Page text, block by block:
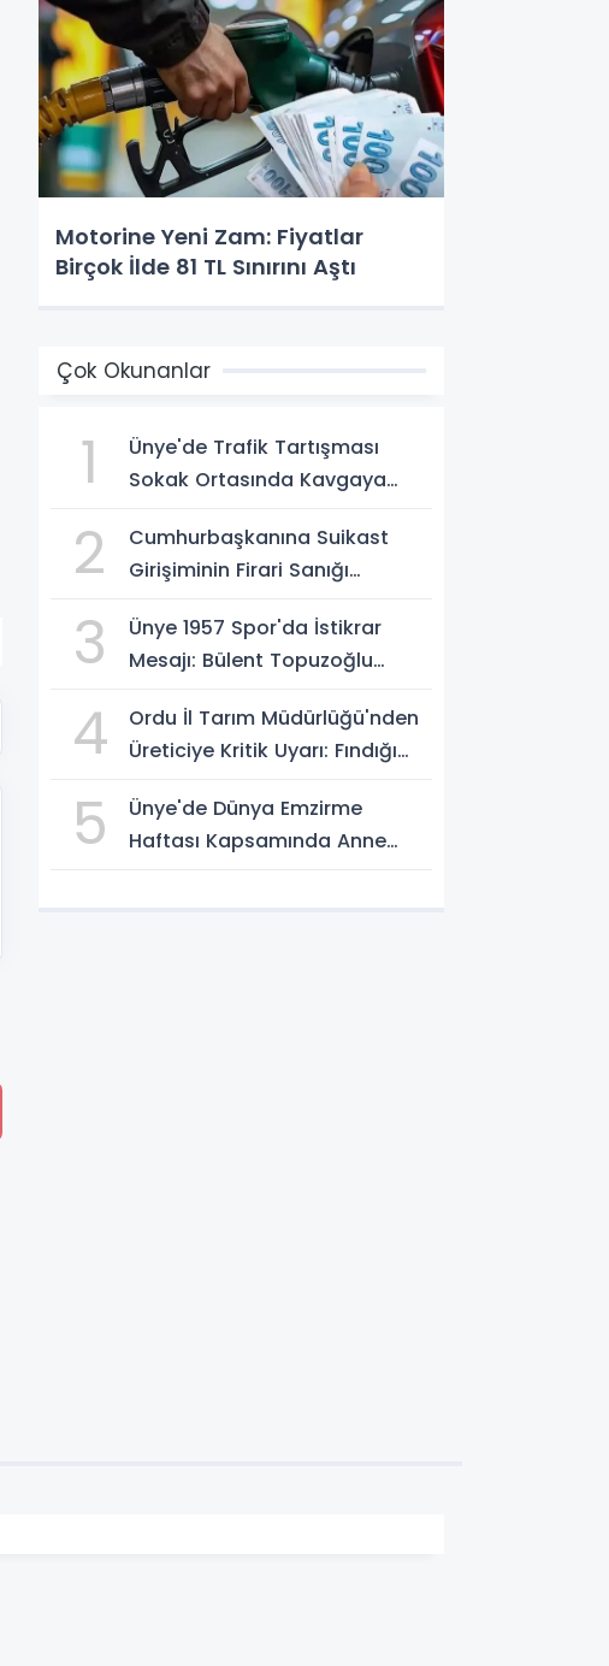
Motorine Yeni Zam: Fiyatlar
Birçok İlde 81 TL Sınırını Aştı
Çok Okunanlar
1
Ünye'de Trafik Tartışması
Sokak Ortasında Kavgaya
2
Cumhurbaşkanına Suikast
Girişiminin Firari Sanığı
3
Ünye 1957 Spor'da İstikrar
Mesajı: Bülent Topuzoğlu
4
Ordu İl Tarım Müdürlüğü'nden
Üreticiye Kritik Uyarı: Fındığı
5
Ünye'de Dünya Emzirme
Haftası Kapsamında Anne